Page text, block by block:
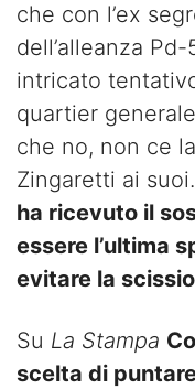
che con l’ex
dell’alleanza
intricato
quartier
che no, non ce
Zingaretti ai suoi.
ha ricevuto il
essere l’ultima
evitare la
Su La Stampa
scelta di